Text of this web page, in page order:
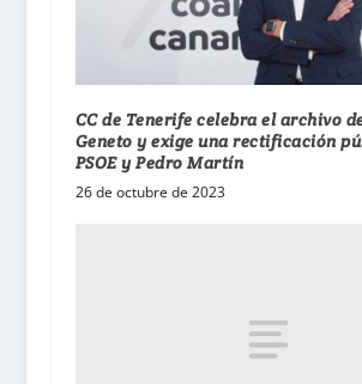
CC de Tenerife celebra el archivo
Geneto y exige una rectificación
PSOE y Pedro Martín
26 de octubre de 2023